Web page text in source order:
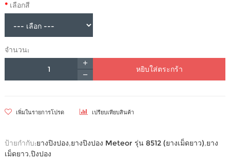
เลือกสี
จำนวน:
หยิบใส่ตระกร้า
เพิ่มในรายการโปรด เปรียบเทียบสินค้า
ป้ายกำกับ:ยางปิงปอง,ยางปิงปอง Meteor รุ่น 8512 (ยางเม็ดยาว),ยาง
เม็ดยาว,ปิงปอง